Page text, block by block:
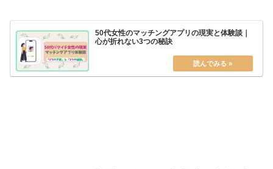
50代女性のマッチングアプリの現実と体験談｜
心が折れない3つの秘訣